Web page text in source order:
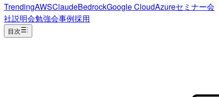
TrendingAWSClaudeBedrockGoogle CloudAzureセミナー会
社説明会勉強会事例採用
目次